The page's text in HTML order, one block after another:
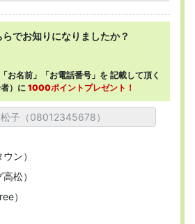
らでお知りになりましたか？
「お名前」「お電話番号」を 記載して頂く
）に 1000ポイントプレゼント！
ン）
松）
）